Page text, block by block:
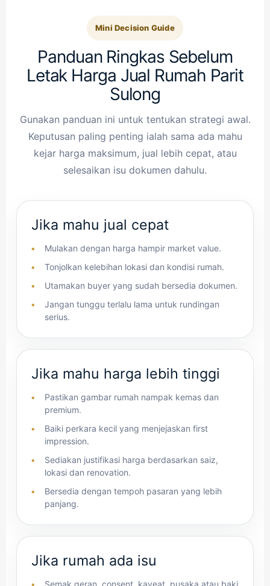
Mini Decision Guide
Panduan Ringkas Sebelum
Letak Harga Jual Rumah Parit
Sulong
Gunakan panduan ini untuk tentukan strategi awal.
Keputusan paling penting ialah sama ada mahu
kejar harga maksimum, jual lebih cepat, atau
selesaikan isu dokumen dahulu.
Jika mahu jual cepat
Mulakan dengan harga hampir market value.
Tonjolkan kelebihan lokasi dan kondisi rumah.
Utamakan buyer yang sudah bersedia dokumen.
Jangan tunggu terlalu lama untuk rundingan
serius.
Jika mahu harga lebih tinggi
Pastikan gambar rumah nampak kemas dan
premium.
Baiki perkara kecil yang menjejaskan first
impression.
Sediakan justifikasi harga berdasarkan saiz,
lokasi dan renovation.
Bersedia dengan tempoh pasaran yang lebih
panjang.
Jika rumah ada isu
Semak geran, consent, kaveat, pusaka atau baki